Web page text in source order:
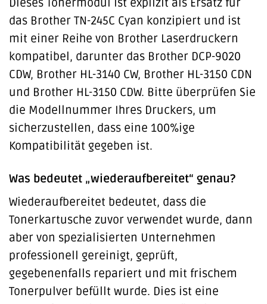
das Brother TN-245C Cyan konzipiert und ist
mit einer Reihe von Brother Laserdruckern
kompatibel, darunter das Brother DCP-9020
CDW, Brother HL-3140 CW, Brother HL-3150 CDN
und Brother HL-3150 CDW. Bitte überprüfen Sie
die Modellnummer Ihres Druckers, um
sicherzustellen, dass eine 100%ige
Kompatibilität gegeben ist.
Was bedeutet „wiederaufbereitet“ genau?
Wiederaufbereitet bedeutet, dass die
Tonerkartusche zuvor verwendet wurde, dann
aber von spezialisierten Unternehmen
professionell gereinigt, geprüft,
gegebenenfalls repariert und mit frischem
Tonerpulver befüllt wurde. Dies ist eine